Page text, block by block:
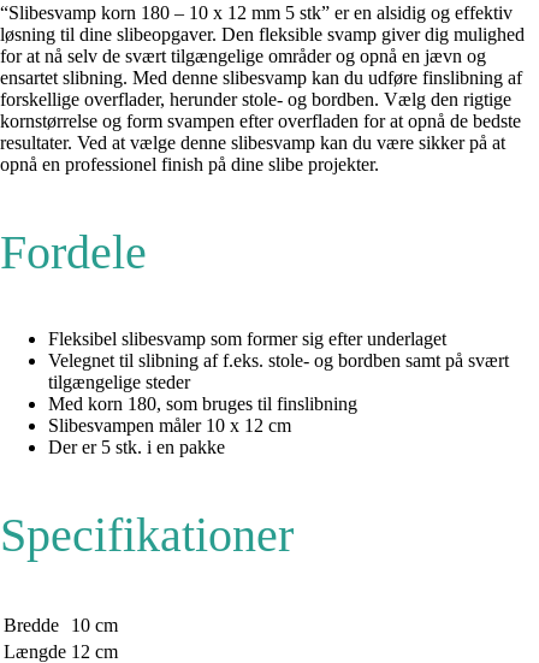
“Slibesvamp korn 180 – 10 x 12 mm 5 stk” er en alsidig og effektiv
løsning til dine slibeopgaver. Den fleksible svamp giver dig mulighed
for at nå selv de svært tilgængelige områder og opnå en jævn og
ensartet slibning. Med denne slibesvamp kan du udføre finslibning af
forskellige overflader, herunder stole- og bordben. Vælg den rigtige
kornstørrelse og form svampen efter overfladen for at opnå de bedste
resultater. Ved at vælge denne slibesvamp kan du være sikker på at
opnå en professionel finish på dine slibe projekter.
Fordele
Fleksibel slibesvamp som former sig efter underlaget
Velegnet til slibning af f.eks. stole- og bordben samt på svært
tilgængelige steder
Med korn 180, som bruges til finslibning
Slibesvampen måler 10 x 12 cm
Der er 5 stk. i en pakke
Specifikationer
Bredde
10 cm
Længde 12 cm